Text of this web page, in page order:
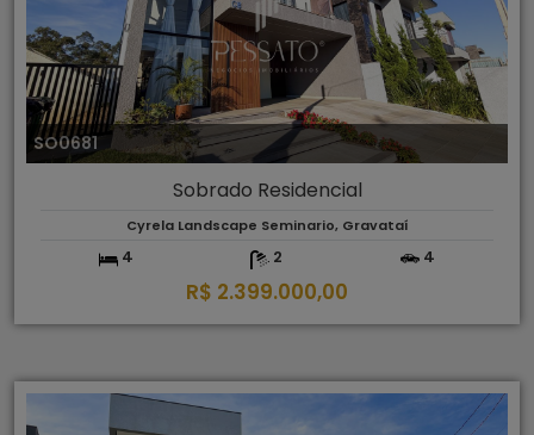
SO0681
Sobrado Residencial
Cyrela Landscape Seminario, Gravataí
4 2 4
R$ 2.399.000,00